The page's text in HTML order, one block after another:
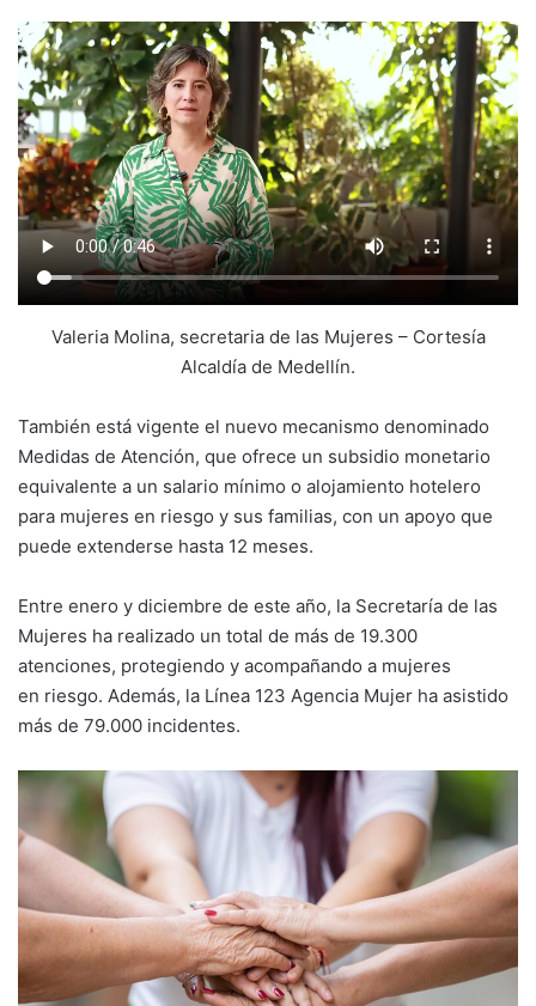
Valeria Molina, secretaria de las Mujeres – Cortesía
Alcaldía de Medellín.
También está vigente el nuevo mecanismo denominado
Medidas de Atención, que ofrece un subsidio monetario
equivalente a un salario mínimo o alojamiento hotelero
para mujeres en riesgo y sus familias, con un apoyo que
puede extenderse hasta 12 meses.
Entre enero y diciembre de este año, la Secretaría de las
Mujeres ha realizado un total de más de 19.300
atenciones, protegiendo y acompañando a mujeres
en riesgo. Además, la Línea 123 Agencia Mujer ha asistido
más de 79.000 incidentes.